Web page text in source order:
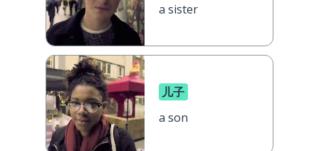
a sister
儿子
a son